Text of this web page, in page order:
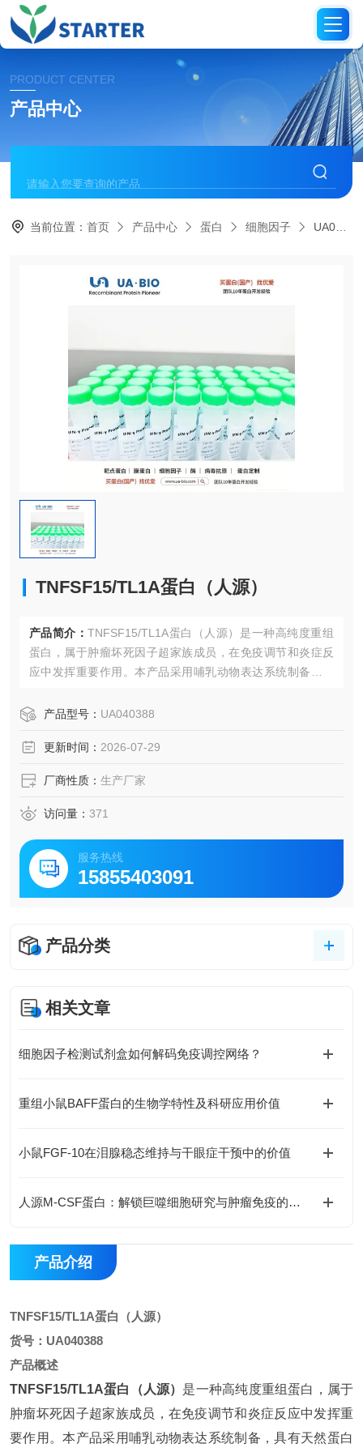
PRODUCT CENTER
产品中心
当前位置：首页 产品中心 蛋白 细胞因子 UA040388TNFSF15/TL1A蛋白（人源）
TNFSF15/TL1A蛋白（人源）
产品简介： TNFSF15/TL1A蛋白（人源）是一种高纯度重组
蛋白，属于肿瘤坏死因子超家族成员，在免疫调节和炎症反
应中发挥重要作用。本产品采用哺乳动物表达系统制备，具
发及药物筛选等应用。
产品型号： UA040388
更新时间： 2026-07-29
厂商性质： 生产厂家
访问量： 371
服务热线
15855403091
产品分类
相关文章
细胞因子检测试剂盒如何解码免疫调控网络？
重组小鼠BAFF蛋白的生物学特性及科研应用价值
小鼠FGF-10在泪腺稳态维持与干眼症干预中的价值
人源M-CSF蛋白：解锁巨噬细胞研究与肿瘤免疫的科研密钥
产品介绍
TNFSF15/TL1A蛋白（人源）
货号：UA040388
产品概述
TNFSF15/TL1A蛋白（人源） 是一种高纯度重组蛋白，属于
肿瘤坏死因子超家族成员，在免疫调节和炎症反应中发挥重
要作用。本产品采用哺乳动物表达系统制备，具有天然蛋白